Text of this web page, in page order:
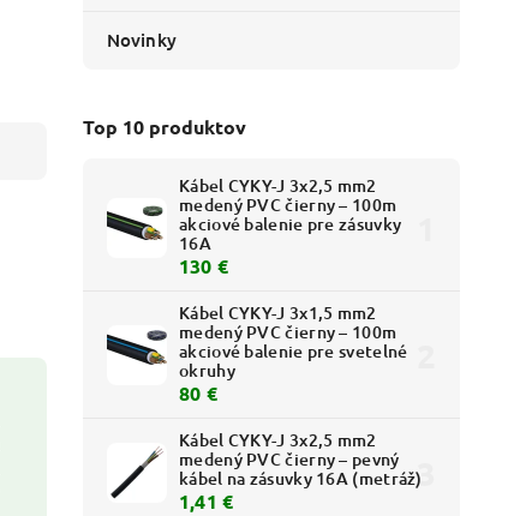
Novinky
Top 10 produktov
Kábel CYKY-J 3x2,5 mm2
medený PVC čierny – 100m
akciové balenie pre zásuvky
16A
130 €
Kábel CYKY-J 3x1,5 mm2
medený PVC čierny – 100m
akciové balenie pre svetelné
okruhy
80 €
Kábel CYKY-J 3x2,5 mm2
medený PVC čierny – pevný
kábel na zásuvky 16A (metráž)
1,41 €